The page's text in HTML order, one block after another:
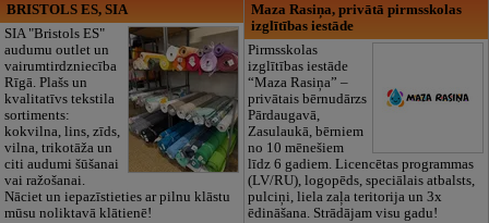
BRISTOLS ES, SIA
SIA "Bristols ES"
audumu outlet un
vairumtirdzniecība
Rīgā. Plašs un
kvalitatīvs tekstila
sortiments:
kokvilna, lins, zīds,
vilna, trikotāža un
citi audumi šūšanai
vai ražošanai.
Nāciet un iepazīstieties ar pilnu klāstu
mūsu noliktavā klātienē!
Maza Rasiņa, privātā pirmsskolas
izglītības iestāde
Pirmsskolas
izglītības iestāde
“Maza Rasiņa” –
privātais bērnudārzs
Pārdaugavā,
Zasulaukā, bērniem
no 10 mēnešiem
līdz 6 gadiem. Licencētas programmas
(LV/RU), logopēds, speciālais atbalsts,
pulciņi, liela zaļa teritorija un 3x
ēdināšana. Strādājam visu gadu!